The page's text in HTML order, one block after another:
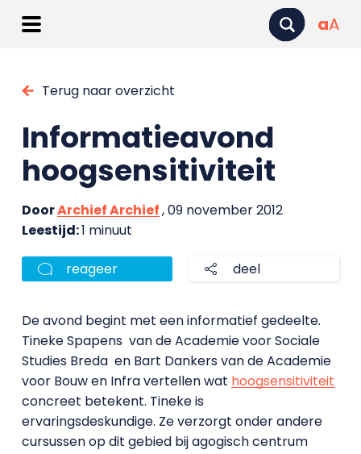
aA
Terug naar overzicht
Informatieavond
hoogsensitiviteit
DoorArchief Archief, 09 november 2012
Leestijd:1 minuut
reageer deel
De avond begint met een informatief gedeelte.
Tineke Spapens van de Academie voor Sociale
Studies Breda en Bart Dankers van de Academie
voor Bouw en Infra vertellen wat hoogsensitiviteit
concreet betekent. Tineke is
ervaringsdeskundige. Ze verzorgt onder andere
cursussen op dit gebied bij agogisch centrum